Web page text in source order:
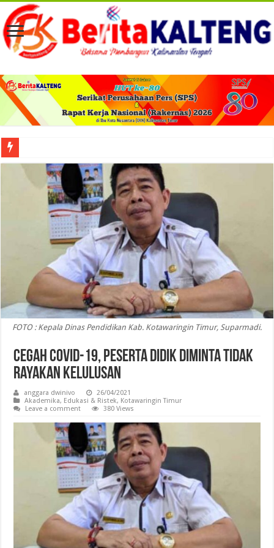
Viral! Selama Dua Bulan Lebih Siltap Serta Tunjangan Pemdes dan BPD di
FOTO : Kepala Dinas Pendidikan Kab. Kotawaringin Timur, Suparmadi.
Cegah Covid-19, Peserta Didik Diminta Tidak
Rayakan Kelulusan
anggara dwinivo
26/04/2021
Akademika, Edukasi & Ristek, Kotawaringin Timur
Leave a comment
380 Views